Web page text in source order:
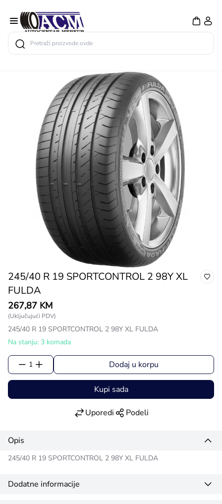
Search
245/40 R 19 SPORTCONTROL 2 98Y XL
FULDA
267,87 KM
(Uključujući PDV)
245/40 R 19 SPORTCONTROL 2 98Y XL FULDA
Na stanju: 3 komada
1 Dodaj u korpu
Kupi sada
Uporedi Podeli
Opis
245/40 R 19 SPORTCONTROL 2 98Y XL FULDA
Dodatne informacije